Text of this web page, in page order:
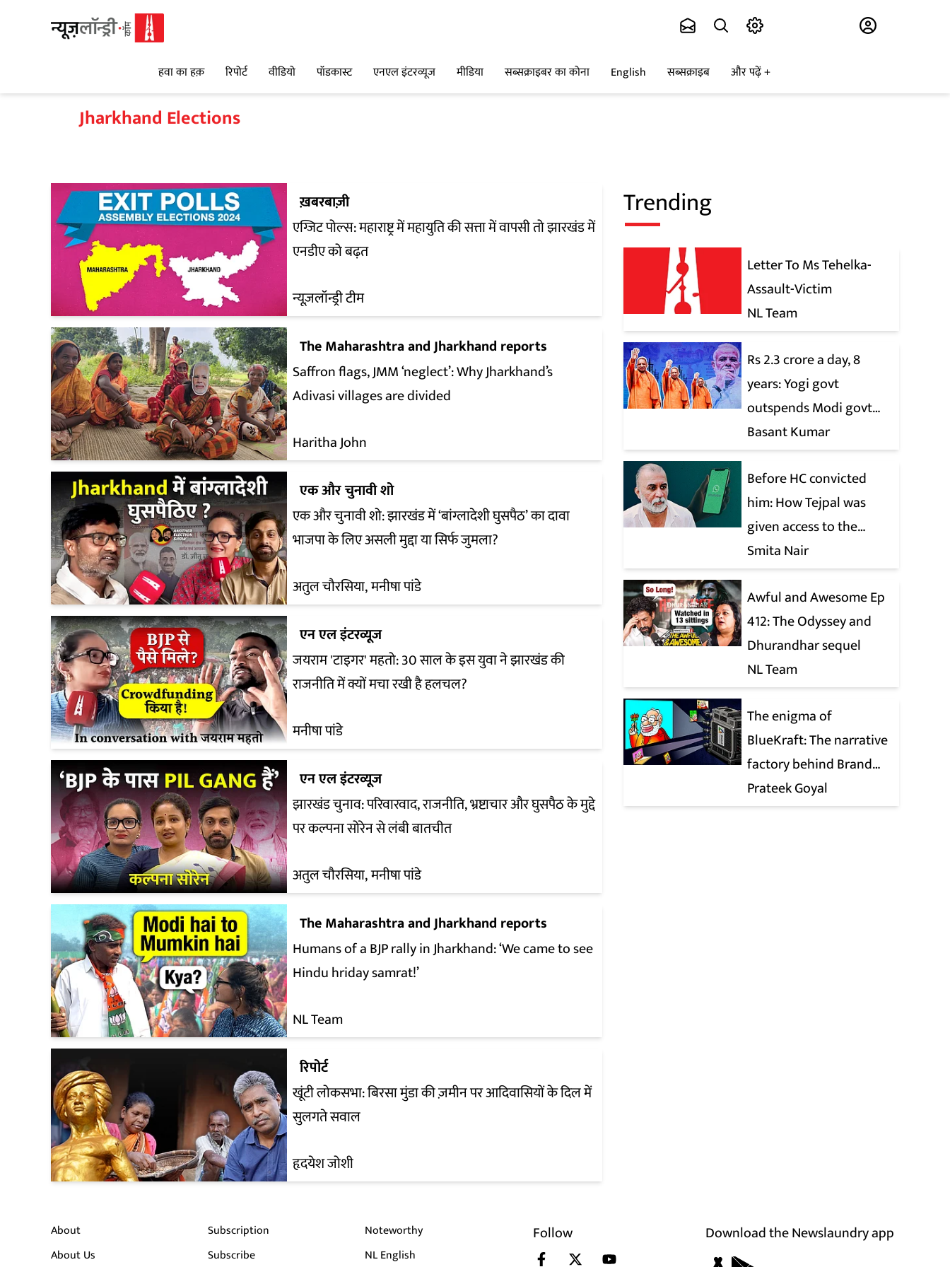
हवा का हक़ रिपोर्ट वीडियो पॉडकास्ट एनएल इंटरव्यूज मीडिया सब्सक्राइबर का कोना English सब्सक्राइब और पढ़ें
Jharkhand Elections
ख़बरबाज़ी
एग्जिट पोल्स: महाराष्ट्र में महायुति की सत्ता में वापसी तो झारखंड में
एनडीए को बढ़त
न्यूज़लॉन्ड्री टीम
The Maharashtra and Jharkhand reports
Saffron flags, JMM ‘neglect’: Why Jharkhand’s
Adivasi villages are divided
Haritha John
एक और चुनावी शो
एक और चुनावी शो: झारखंड में ‘बांग्लादेशी घुसपैठ’ का दावा
भाजपा के लिए असली मुद्दा या सिर्फ जुमला?
अतुल चौरसिया मनीषा पांडे
एन एल इंटरव्यूज
जयराम 'टाइगर' महतो: 30 साल के इस युवा ने झारखंड की
राजनीति में क्यों मचा रखी है हलचल?
मनीषा पांडे
एन एल इंटरव्यूज
झारखंड चुनाव: परिवारवाद, राजनीति, भ्रष्टाचार और घुसपैठ के मुद्दे
पर कल्पना सोरेन से लंबी बातचीत
अतुल चौरसिया मनीषा पांडे
The Maharashtra and Jharkhand reports
Humans of a BJP rally in Jharkhand: ‘We came to see
Hindu hriday samrat!’
NL Team
रिपोर्ट
खूंटी लोकसभा: बिरसा मुंडा की ज़मीन पर आदिवासियों के दिल में
सुलगते सवाल
हृदयेश जोशी
Trending
Letter To Ms Tehelka-
Assault-Victim
NL Team
Rs 2.3 crore a day, 8
years: Yogi govt
outspends Modi govt
when it comes to ads
Basant Kumar
Before HC convicted
him: How Tejpal was
given access to the
victim’s personal chats
to build his defence
Smita Nair
Awful and Awesome Ep
412: The Odyssey and
Dhurandhar sequel
NL Team
The enigma of
BlueKraft: The narrative
factory behind Brand
Modi
Prateek Goyal
About
About Us
Subscription
Subscribe
Noteworthy
NL English
Follow Download the Newslaundry app